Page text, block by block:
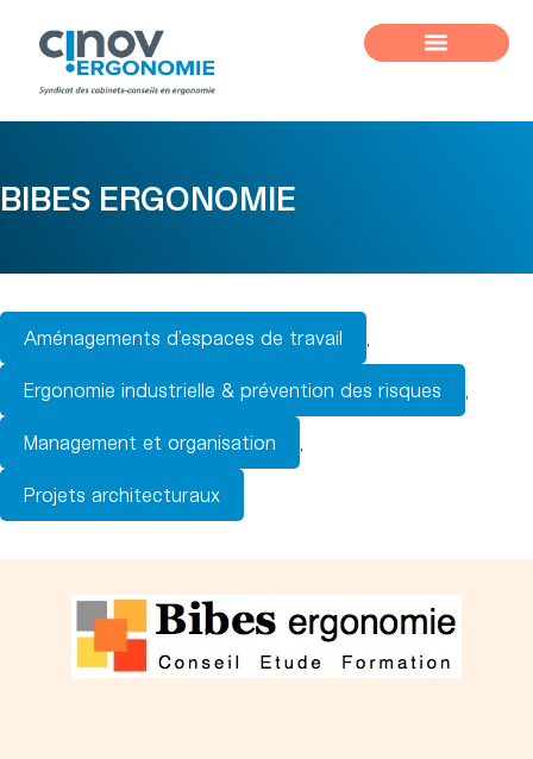
BIBES ERGONOMIE
Aménagements d’espaces de travail
Ergonomie industrielle & prévention des risques
Management et organisation
Projets architecturaux